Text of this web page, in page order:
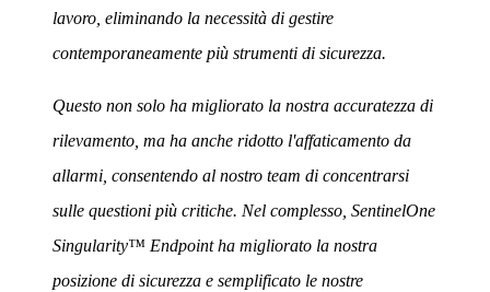
lavoro, eliminando la necessità di gestire
contemporaneamente più strumenti di sicurezza.
Questo non solo ha migliorato la nostra accuratezza di
rilevamento, ma ha anche ridotto l'affaticamento da
allarmi, consentendo al nostro team di concentrarsi
sulle questioni più critiche. Nel complesso, SentinelOne
Singularity™ Endpoint ha migliorato la nostra
posizione di sicurezza e semplificato le nostre